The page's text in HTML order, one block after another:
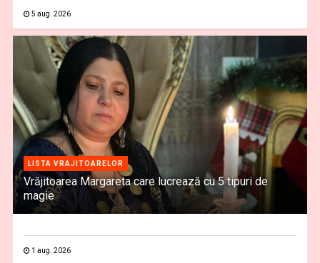
5 aug. 2026
LISTA VRAJITOARELOR
Vrăjitoarea Margareta care lucrează cu 5 tipuri de
magie
1 aug. 2026